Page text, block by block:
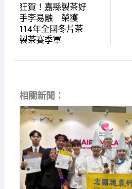
狂賀！嘉縣製茶好
手李易融 榮獲
114年全國冬片茶
製茶賽季軍
相關新聞：